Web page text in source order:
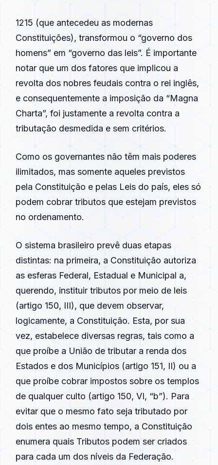
1215 (que antecedeu as modernas
Constituições), transformou o “governo dos
homens” em “governo das leis”. É importante
notar que um dos fatores que implicou a
revolta dos nobres feudais contra o rei inglês,
e consequentemente a imposição da “Magna
Charta”, foi justamente a revolta contra a
tributação desmedida e sem critérios.
Como os governantes não têm mais poderes
ilimitados, mas somente aqueles previstos
pela Constituição e pelas Leis do país, eles só
podem cobrar tributos que estejam previstos
no ordenamento.
O sistema brasileiro prevê duas etapas
distintas: na primeira, a Constituição autoriza
as esferas Federal, Estadual e Municipal a,
querendo, instituir tributos por meio de leis
(artigo 150, III), que devem observar,
logicamente, a Constituição. Esta, por sua
vez, estabelece diversas regras, tais como a
que proíbe a União de tributar a renda dos
Estados e dos Municípios (artigo 151, II) ou a
que proíbe cobrar impostos sobre os templos
de qualquer culto (artigo 150, VI, “b”). Para
evitar que o mesmo fato seja tributado por
dois entes ao mesmo tempo, a Constituição
enumera quais Tributos podem ser criados
para cada um dos níveis da Federação.